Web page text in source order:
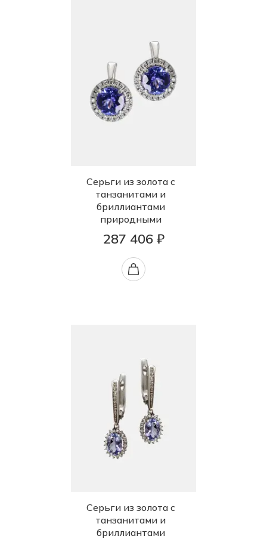
Серьги из золота с
танзанитами и
бриллиантами
природными
287 406 ₽
Серьги из золота с
танзанитами и
бриллиантами